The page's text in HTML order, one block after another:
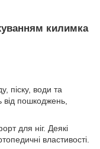
килимка
піску, води та
від пошкоджень,
для ніг. Деякі
властивості.